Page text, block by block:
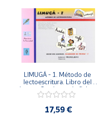
LIMUGÁ - 1. Método de
lectoescritura. Libro del
alumno. Cuaderno de fichas -
1.
17,59 €